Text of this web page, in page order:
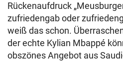
Rückenaufdruck
zufriedengab oder
weiß das schon.
der echte Kylian Mbappé
obszönes Angebot aus